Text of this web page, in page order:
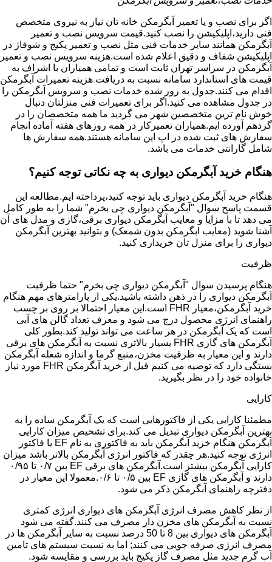
اگر برای نصب و یا تعمیر آبگرمکن خانه تان نیاز به نیروی متخصص
فنی دارید،اپلیکیشن را نصب کنید.قیمت سرویس نصب و تعمیر
آبگرمکن همانند سایر خدمات فنی مثل نصب و تعمیر پکیج و شوفاژ در
اپلیکیشن شفاف و دقیق اعلام شده است.هزینه سرویس نصب و تعمیر
آبگرمکن در سراسر تهران ثابت است و تمامی همیاران با اشراف به
قیمت های استاندارد سامانه نسبت به دریافت هزینه تعمیرات آبگرمکن
اقدام می کنند.جدول به روز شده خدمات نصب و سرویس آبگرمکن را
در جدول مشاهده می کنید.اگر برای تعمیرات فنی منزلتان دنبال
خوش نام ترین متخصصین شهر می گردید ما همه متخصصان را در
گردهم آورده ایم.همیاران تعمیرکار در همه روزهای هفته آماده انجام
سفارش های ثبت شده در اپ این سامانه هستند.همه سفارش ها
شامل گارانتی خدمات می باشد.
هنگام خرید آبگرمکن دیواری به چه نکاتی توجه کنیم؟
هنگام خرید آبگرمکن دیواری باید توجه کنید،پرداخته ایم.مطالعه این
قسمت پاسخ سوال "آبگرمکن دیواری چی بخرم" شما را به طور کامل
می دهد تا با مزایا و معایب آبگرمکن دیواری برقی،گازی و مدل های آن
آشنا شوید (معایب ابگرمکن بدون شمعک) و بتوانید بهترین آبگرمکن
دیواری را برای منزل تان خریداری کنید.
ظرفیت
هنگام پرسیدن سوال "آبگرمکن دیواری چی بخرم" حتما ظرفیت
آبگرمکن دیواری را در ذهن داشته باشید.یکی از پارامترهای مهم هنگام
خرید آبگرمکن،معیار FHR است.این معیار احتمالا بر روی بر چسب
راهنمای انرژی محصول درج می شود و معرف تعداد گالن های آبی
است که یک آبگرمکن در هر ساعت می تواند تولید کند.بطور کلی
آبگرمکن های گازی FHR بسیار بالاتری نسبت به آبگرمکن های برقی
دارند و این معیار به ظرفیت مخزن،منبع گرما و اندازه شعله آبگرمکن
بستگی دارد که توصیه می کنیم قبل از خرید آبگرمکن FHR مورد نیاز
خانواده خود را در نظر بگیرید.
کارایی
مطمئنا کارایی یکی از فاکتورهایی است که یک آبگرمکن ساده را به
بهترین آبگرمکن دیواری تبدیل می کند.برای تشخیص میزان کارایی
آبگرمکن هنگام خرید آبگرمکن باید به فاکتوری به نام EF یا فاکتور
انرژی توجه کنید.هر چقدر که فاکتور انرژی آبگرمکن بالاتر باشد میزان
کارایی آبگرمکن بیشتر است.آبگرمکن های برقی EF بین ۰/۷ تا ۰/۹۵
دارند و آبگرمکن های گازی EF بین ۰/۵ تا ۰/۶.معمولا این معیار در
دفترچه راهنمای آبگرمکن ذکر می شود.
از نظر کاهش مصرف انرژی آبگرمکن های دیواری انرژی کمتری
نسبت به آبگرمکن های مخزن دار مصرف می کنند.گفته می شود
آبگرمکن های دیواری بین 8 تا 50 درصد نسبت به سایر آبگرمکن ها در
مصرف انرژی صرفه جویی می کنند; اما به نسبت سیستم های تامین
آب گرم جدید مثل مصرف گاز پکیج باید بررسی و مقایسه شود.